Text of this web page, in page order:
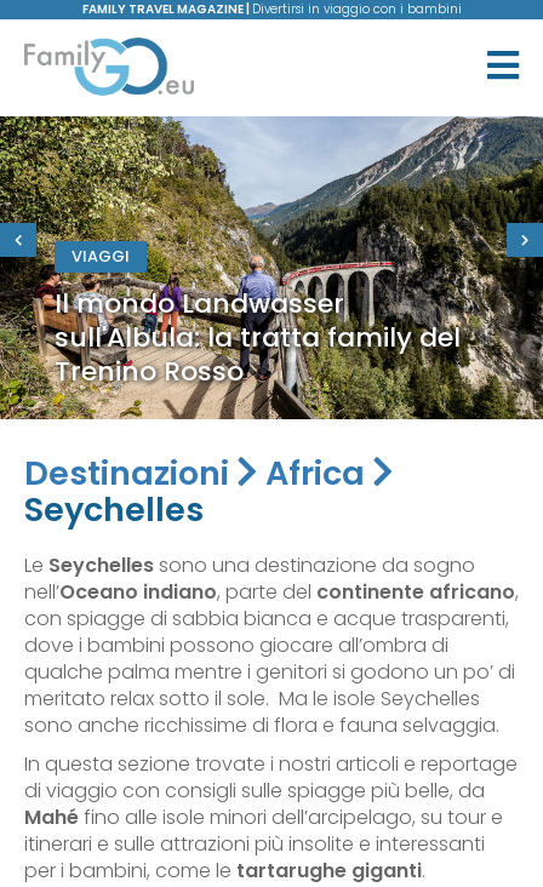
FAMILY TRAVEL MAGAZINE | Divertirsi in viaggio con i bambini
VIAGGI
Il mondo Landwasser
sull'Albula: la tratta family del
Trenino Rosso
Destinazioni
Africa
Seychelles
Le Seychellessono una destinazione da sogno
nell’Oceano indiano, parte del continente africano,
con spiagge di sabbia bianca e acque trasparenti,
dove i bambini possono giocare all’ombra di
qualche palma mentre i genitori si godono un po’ di
meritato relax sotto il sole. Ma le isole Seychelles
sono anche ricchissime di flora e fauna selvaggia.
In questa sezione trovate i nostri articoli e reportage
di viaggio con consigli sulle spiagge più belle, da
Mahéfino alle isole minori dell’arcipelago, su tour e
itinerari e sulle attrazioni più insolite e interessanti
per i bambini, come le tartarughe giganti.